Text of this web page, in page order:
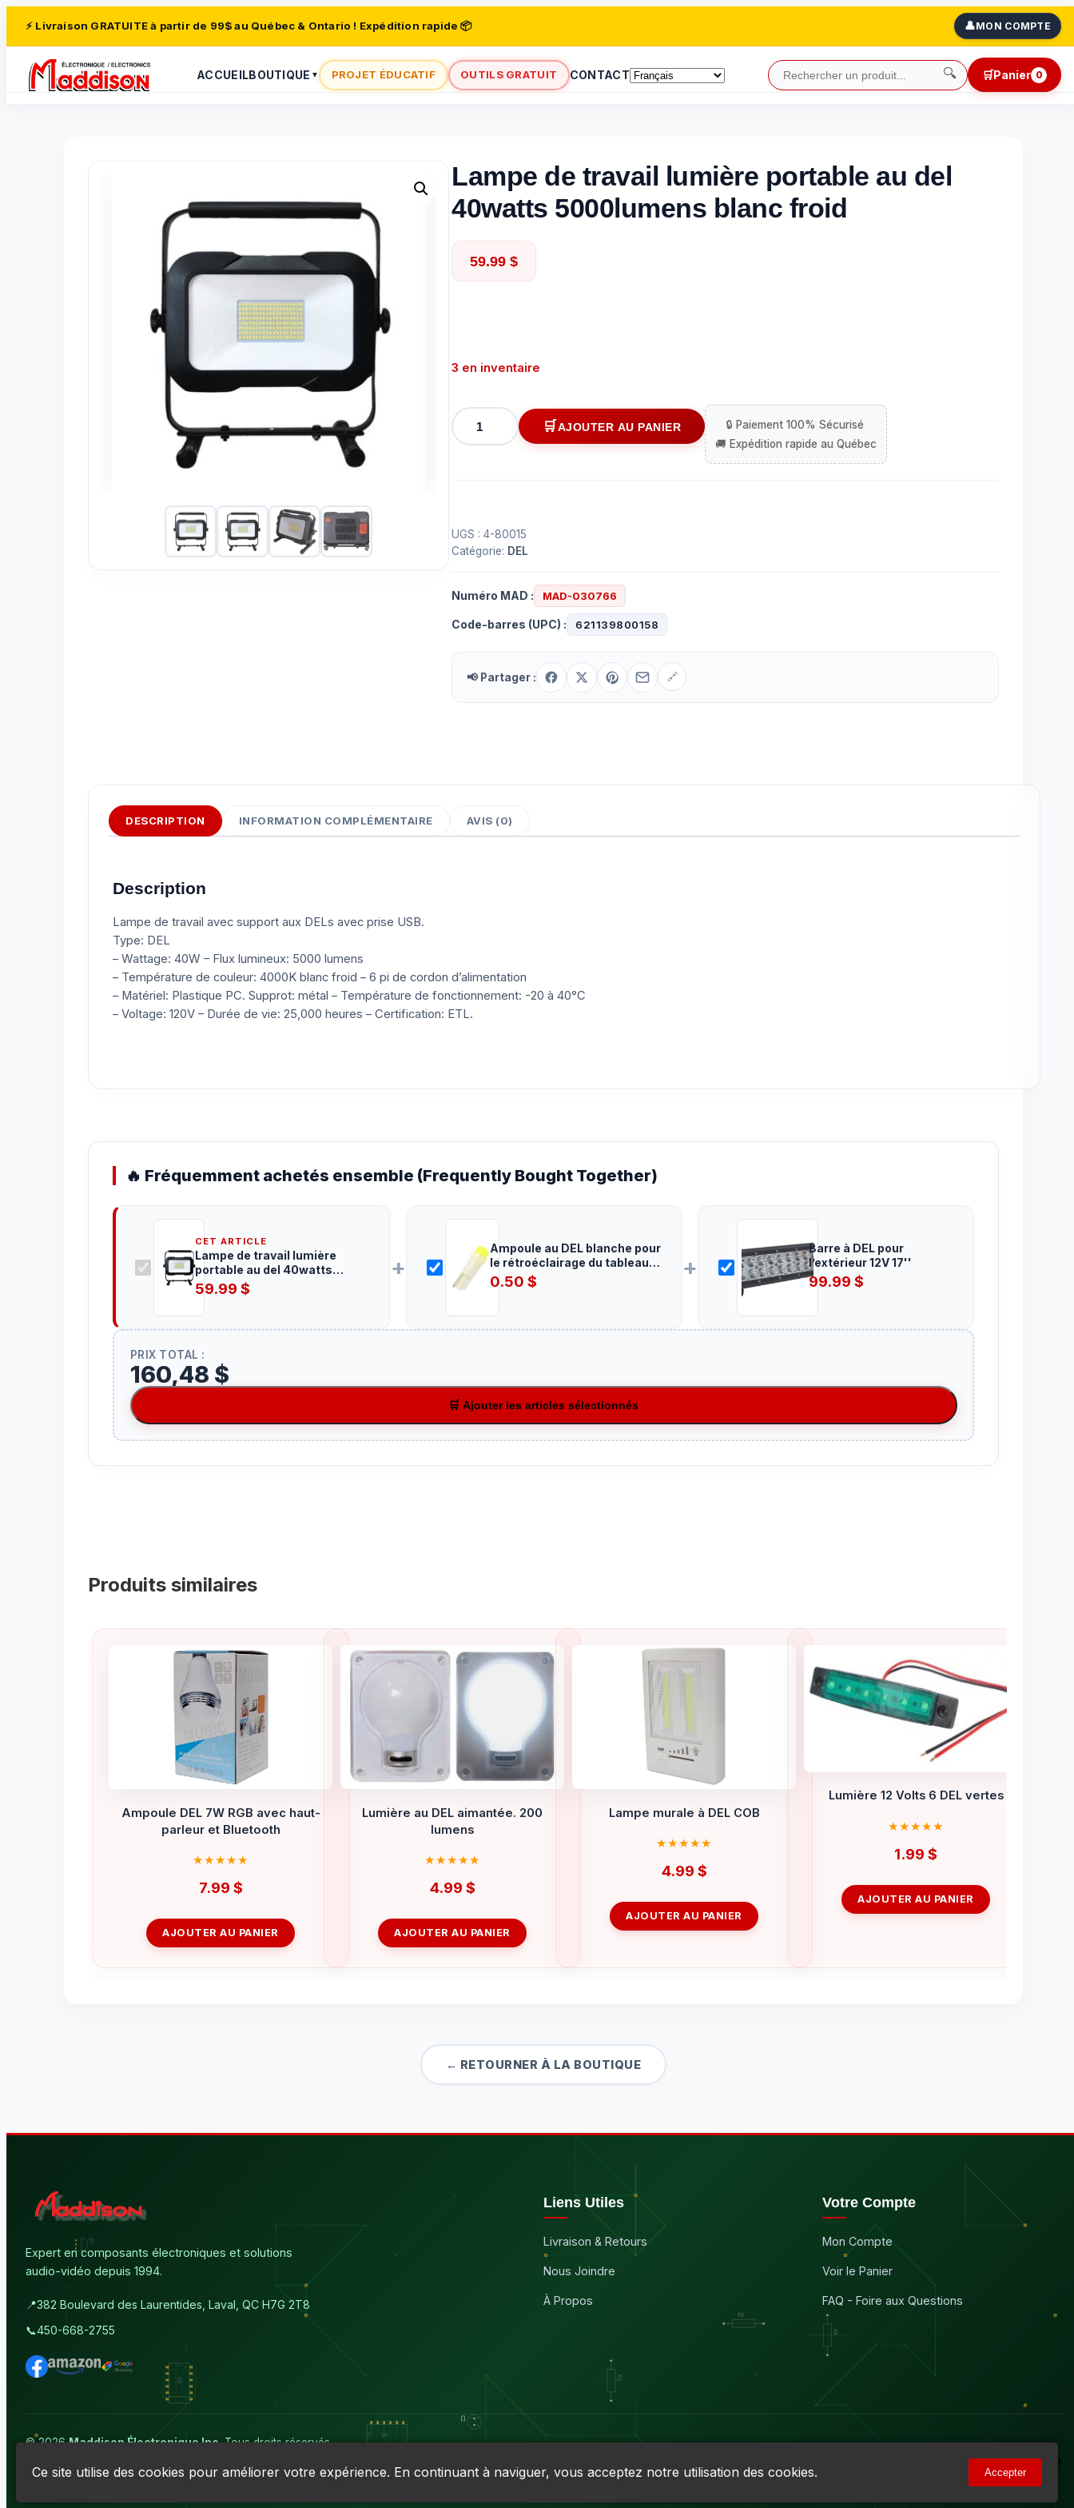
⚡ Livraison GRATUITE à partir de 99$ au Québec & Ontario ! Expédition rapide 📦 👤MON COMPTE
ACCUEILBOUTIQUE ▼ PROJET ÉDUCATIF OUTILS GRATUIT CONTACT 🔍 🛒Panier 0
Lampe de travail lumière portable au del
40watts 5000lumens blanc froid
59.99 $
3 en inventaire
quantité
de
portable
au
del
40watts
5000lumens
AJOUTER AU PANIER
UGS : 4-80015
Catégorie: DEL
Numéro MAD : MAD-030766
Code-barres (UPC) : 621139800158
📢 Partager : 🔗
DESCRIPTION INFORMATION COMPLÉMENTAIRE AVIS (0)
Description
Lampe de travail avec support aux DELs avec prise USB.
Type: DEL
– Wattage: 40W – Flux lumineux: 5000 lumens
– Température de couleur: 4000K blanc froid – 6 pi de cordon d’alimentation
– Matériel: Plastique PC. Supprot: métal – Température de fonctionnement: -20 à 40°C
– Voltage: 120V – Durée de vie: 25,000 heures – Certification: ETL.
🔥 Fréquemment achetés ensemble (Frequently Bought Together)
CET ARTICLE
Lampe de travail lumière
portable au del 40watts
5000lumens blanc froid
59.99 $
+
Ampoule au DEL blanche pour
le rétroéclairage du tableau
de bord
0.50$
+
Barre à DEL pour
l’extérieur 12V 17''
99.99 $
PRIX TOTAL :
160,48 $
🛒 Ajouter les articles sélectionnés
Produits similaires
Ampoule DEL 7W RGB avec haut-
parleur et Bluetooth
7.99 $
AJOUTER AU PANIER
Lumière au DEL aimantée. 200
lumens
4.99 $
AJOUTER AU PANIER
Lampe murale à DEL COB
4.99 $
AJOUTER AU PANIER
Lumière 12 Volts 6 DEL vertes
1.99 $
AJOUTER AU PANIER
← RETOURNER À LA BOUTIQUE
Expert en composants électroniques et solutions
audio-vidéo depuis 1994.
📍382 Boulevard des Laurentides, Laval, QC H7G 2T8
📞450-668-2755
Liens Utiles
Livraison & Retours
Nous Joindre
À Propos
Votre Compte
Mon Compte
Voir le Panier
FAQ - Foire aux Questions
© 2026Maddison Électronique Inc.Tous droits réservés.
Conditions d'utilisation
Ce site utilise des cookies pour améliorer votre expérience. En continuant à naviguer, vous acceptez notre utilisation des cookies. Accepter